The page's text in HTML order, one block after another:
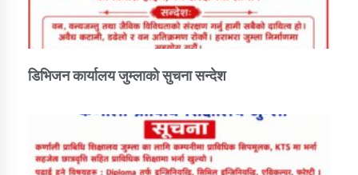
डिभिजन कार्यालय जुम्लाको सुचना सन्देश